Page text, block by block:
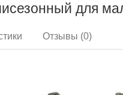
для
Отзывы (0)